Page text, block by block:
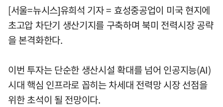
[서울=뉴시스]유희석 기자 = 효성중공업이 미국 현지에
초고압 차단기 생산기지를 구축하며 북미 전력시장 공략
을 본격화한다.
이번 투자는 단순한 생산시설 확대를 넘어 인공지능(AI)
시대 핵심 인프라로 꼽히는 차세대 전력망 시장 선점을
위한 초석이 될 전망이다.